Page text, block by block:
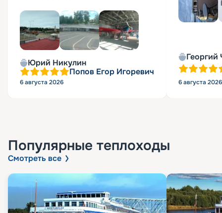
Юрий Никулин
Попов Егор Игоревич
6 августа 2026
Георгий
6 августа 2026
Популярные теплоходы
Смотреть все